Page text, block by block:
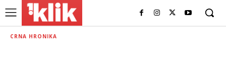
CRNA HRONIKA